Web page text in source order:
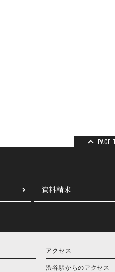
PAGE
資料請求
アクセス
渋谷駅からのアクセス